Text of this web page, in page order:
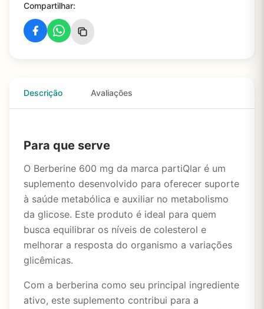
Compartilhar:
Descrição Avaliações
Para que serve
O Berberine 600 mg da marca partiQlar é um
suplemento desenvolvido para oferecer suporte
à saúde metabólica e auxiliar no metabolismo
da glicose. Este produto é ideal para quem
busca equilibrar os níveis de colesterol e
melhorar a resposta do organismo a variações
glicêmicas.
Com a berberina como seu principal ingrediente
ativo, este suplemento contribui para a